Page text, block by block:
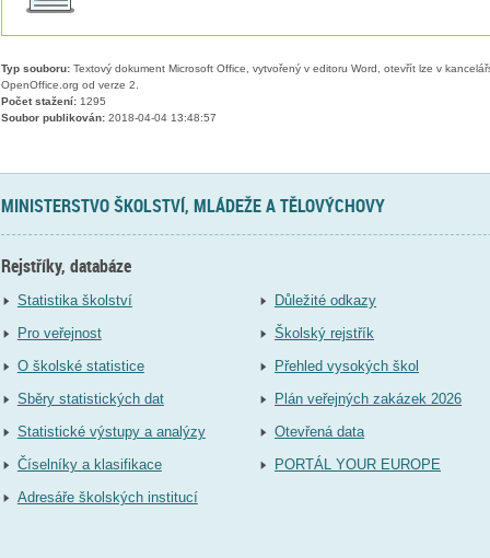
Typ souboru:Textový dokument Microsoft Office, vytvořený v editoru Word, otevřít lze v
OpenOffice.org od verze 2.
Počet stažení:1295
Soubor publikován:2018-04-04 13:48:57
MINISTERSTVO ŠKOLSTVÍ, MLÁDEŽE A TĚLOVÝCHOVY
Rejstříky, databáze
Statistika školství
Pro veřejnost
O školské statistice
Sběry statistických dat
Statistické výstupy a analýzy
Číselníky a klasifikace
Adresáře školských institucí
Důležité odkazy
Školský rejstřík
Přehled vysokých škol
Plán veřejných zakázek 2026
Otevřená data
PORTÁL YOUR EUROPE